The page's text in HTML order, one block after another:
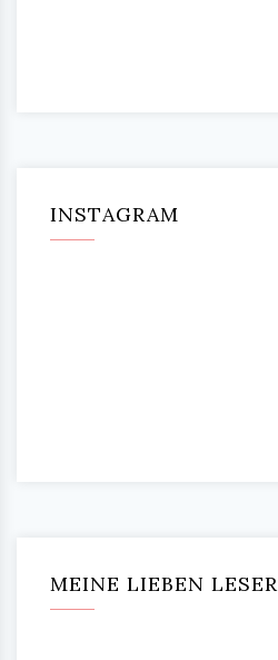
INSTAGRAM
MEINE LIEBEN LESER